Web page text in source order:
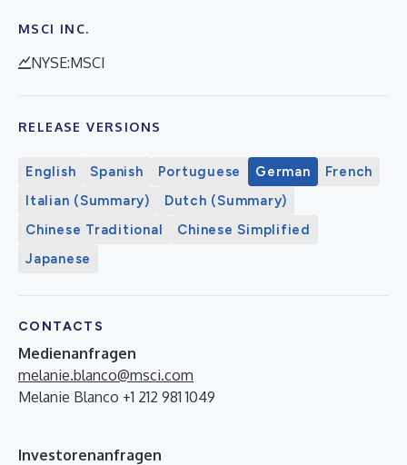
MSCI INC.
NYSE:MSCI
RELEASE VERSIONS
English Spanish Portuguese German
French
Italian (Summary)
Dutch (Summary)
Chinese Traditional
Chinese Simplified
Japanese
CONTACTS
Medienanfragen
melanie.blanco@msci.com
Melanie Blanco +1 212 981 1049
Investorenanfragen